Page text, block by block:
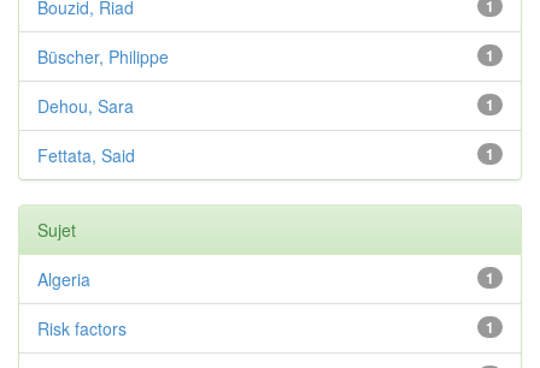
1
Bouzid, Riad
1
Büscher, Philippe
1
Dehou, Sara
1
Fettata, Said
Sujet
1
Algeria
1
Risk factors